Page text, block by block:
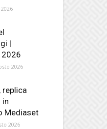
|
2026
replica
in
Mediaset
2026